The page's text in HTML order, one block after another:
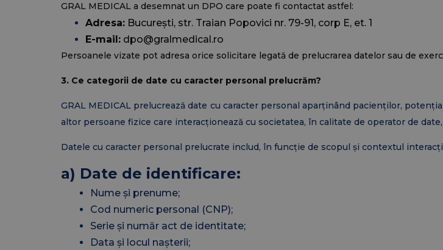
GRAL MEDICAL a desemnat un DPO care poate fi contactat astfel:
Adresa: București, str. Traian Popovici nr. 79-91, corp E, et. 1
E-mail: dpo@gralmedical.ro
Persoanele vizate pot adresa orice solicitare legată de prelucrarea datelor sau de
3. Ce categorii de date cu caracter personal prelucrăm?
GRAL MEDICAL prelucrează date cu caracter personal aparținând pacienților,
altor persoane fizice care interacționează cu societatea, în calitate de operator de
Datele cu caracter personal prelucrate includ, în funcție de scopul și contextul
a) Date de identificare:
Nume și prenume;
Cod numeric personal (CNP);
Serie și număr act de identitate;
Data și locul nașterii;